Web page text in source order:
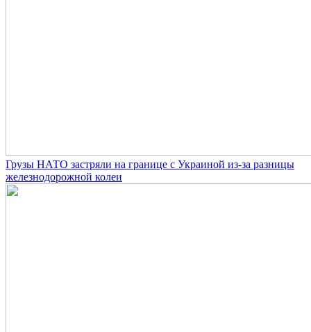
Грузы НАТО застряли на границе с Украиной из-за разницы
железнодорожной колеи